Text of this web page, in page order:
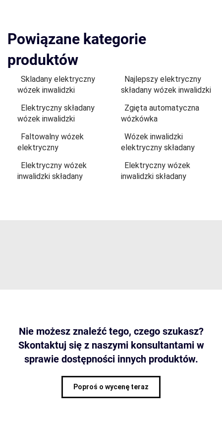
Powiązane kategorie
produktów
Skladany elektryczny
wózek inwalidzki
Najlepszy elektryczny
składany wózek inwalidzki
Elektryczny składany
wózek inwalidzki
Zgięta automatyczna
wózkówka
Faltowalny wózek
elektryczny
Wózek inwalidzki
elektryczny składany
Elektryczny wózek
inwalidzki składany
Elektryczny wózek
inwalidzki składany
Nie możesz znaleźć tego, czego szukasz?
Skontaktuj się z naszymi konsultantami w
sprawie dostępności innych produktów.
Poproś o wycenę teraz